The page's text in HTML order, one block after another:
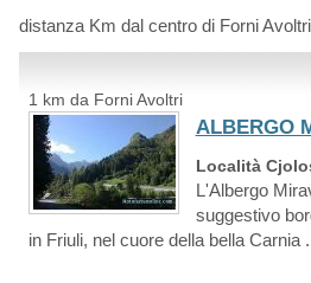
distanza Km dal centro di Forni
1 km da Forni Avoltri
ALBERGO
Località
L'Albergo
suggestivo
in Friuli, nel cuore della bella Carnia